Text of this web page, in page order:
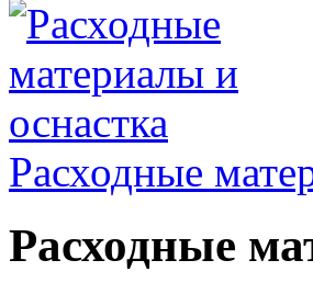
Расходные
Расходные